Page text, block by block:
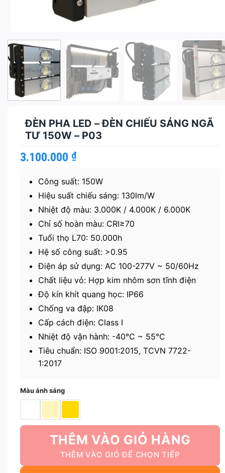
ĐÈN PHA LED – ĐÈN CHIẾU SÁNG NGÃ
TƯ 150W – P03
3.100.000 ₫
Công suất: 150W
Hiệu suất chiếu sáng: 130lm/W
Nhiệt độ màu: 3.000K / 4.000K / 6.000K
Chỉ số hoàn màu: CRI≥70
Tuổi thọ L70: 50.000h
Hệ số công suất: >0.95
Điện áp sử dụng: AC 100-277V ~ 50/60Hz
Chất liệu vỏ: Hợp kim nhôm sơn tĩnh điện
Độ kín khít quang học: IP66
Chống va đập: IK08
Cấp cách điện: Class I
Nhiệt độ vận hành: -40℃ ~ 55℃
Tiêu chuẩn: ISO 9001:2015, TCVN 7722-
1:2017
Màu ánh sáng
THÊM VÀO GIỎ HÀNG